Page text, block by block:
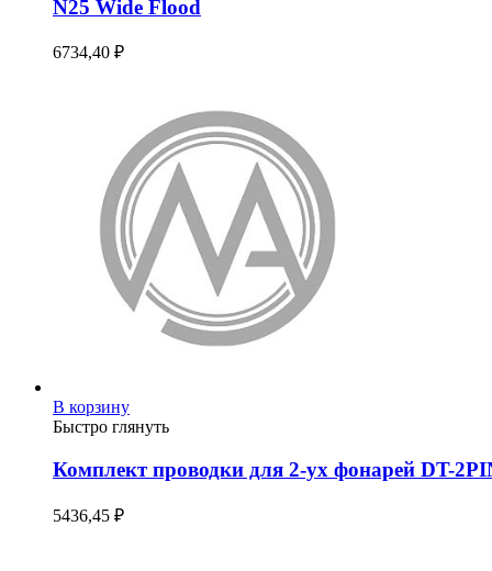
N25 Wide Flood
6734,40 ₽
В корзину
Быстро глянуть
Комплект проводки для 2-ух фонарей DT-
5436,45 ₽